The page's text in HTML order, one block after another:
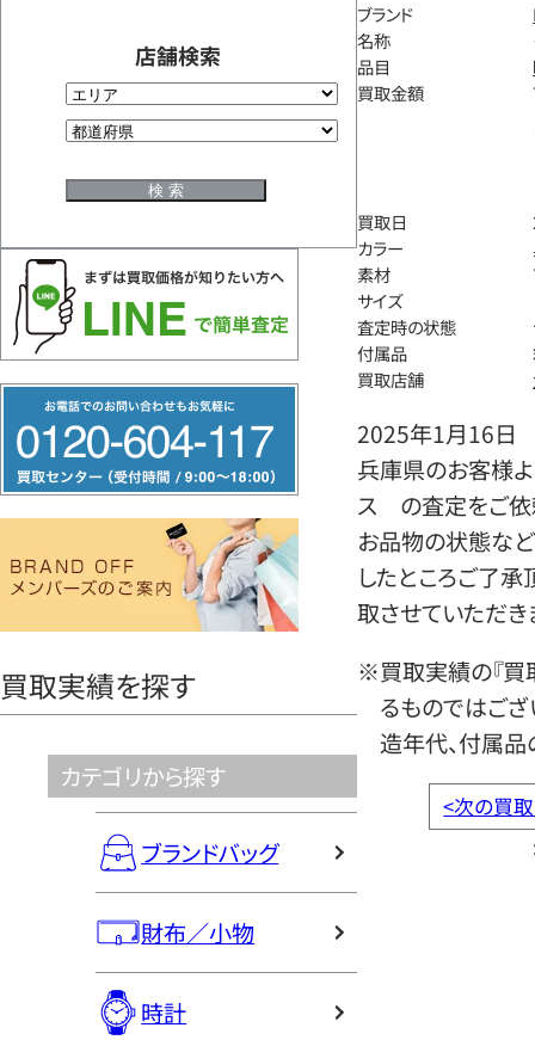
店舗検索
リ
ー
ヤ
買取実績を探す
カテゴリから探す
ブランドバッグ
財布／小物
時計
ブランド
名称
品目
買取金額
買取日
カラー
素材
サイズ
査定時の状態
付属品
買取店舗
2025年1月16日
兵庫県のお客様
ス の査定をご依
お品物の状態など
したところご了
取させていただき
※買取実績の『買
るものではござ
造年代、付属品
<次の買